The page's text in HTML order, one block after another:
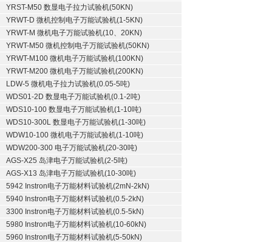
YRST-M50 数显电子拉力试验机(50KN)
YRWT-D 微机控制电子万能试验机(1-5KN)
YRWT-M 微机电子万能试验机(10、20KN)
YRWT-M50 微机控制电子万能试验机(50KN)
YRWT-M100 微机电子万能试验机(100KN)
YRWT-M200 微机电子万能试验机(200KN)
LDW-5 微机电子拉力试验机(0.05-5吨)
WDS01-2D 数显电子万能试验机(0.1-2吨)
WDS10-100 数显电子万能试验机(1-10吨)
WDS10-300L 数显电子万能试验机(1-30吨)
WDW10-100 微机电子万能试验机(1-10吨)
WDW200-300 电子万能试验机(20-30吨)
AGS-X25 岛津电子万能试验机(2-5吨)
AGS-X13 岛津电子万能试验机(10-30吨)
5942 Instron电子万能材料试验机(2mN-2kN)
5940 Instron电子万能材料试验机(0.5-2kN)
3300 Instron电子万能材料试验机(0.5-5kN)
5980 Instron电子万能材料试验机(10-60kN)
5960 Instron电子万能材料试验机(5-50kN)